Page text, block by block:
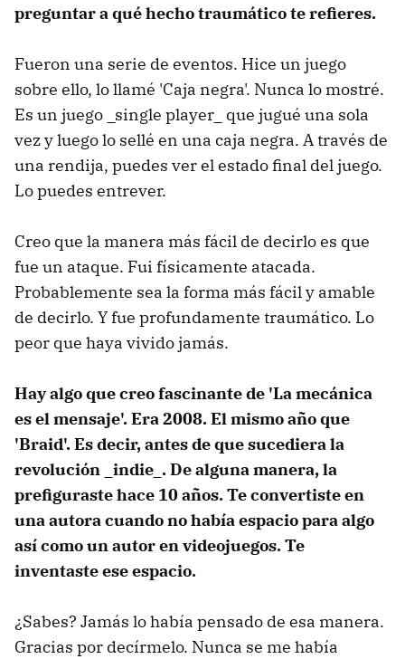
preguntar a qué hecho traumático te refieres.
Fueron una serie de eventos. Hice un juego
sobre ello, lo llamé 'Caja negra'. Nunca lo mostré.
Es un juego _single player_ que jugué una sola
vez y luego lo sellé en una caja negra. A través de
una rendija, puedes ver el estado final del juego.
Lo puedes entrever.
Creo que la manera más fácil de decirlo es que
fue un ataque. Fui físicamente atacada.
Probablemente sea la forma más fácil y amable
de decirlo. Y fue profundamente traumático. Lo
peor que haya vivido jamás.
Hay algo que creo fascinante de 'La mecánica
es el mensaje'. Era 2008. El mismo año que
'Braid'. Es decir, antes de que sucediera la
revolución _indie_. De alguna manera, la
prefiguraste hace 10 años. Te convertiste en
una autora cuando no había espacio para algo
así como un autor en videojuegos. Te
inventaste ese espacio.
¿Sabes? Jamás lo había pensado de esa manera.
Gracias por decírmelo. Nunca se me había